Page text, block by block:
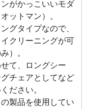
がかっこいいモダ
ットマン）。
グタイプなので、
クリーニングが可
）。
て、ロングシー
チェアとしてなど
ださい。
製品を使用してい